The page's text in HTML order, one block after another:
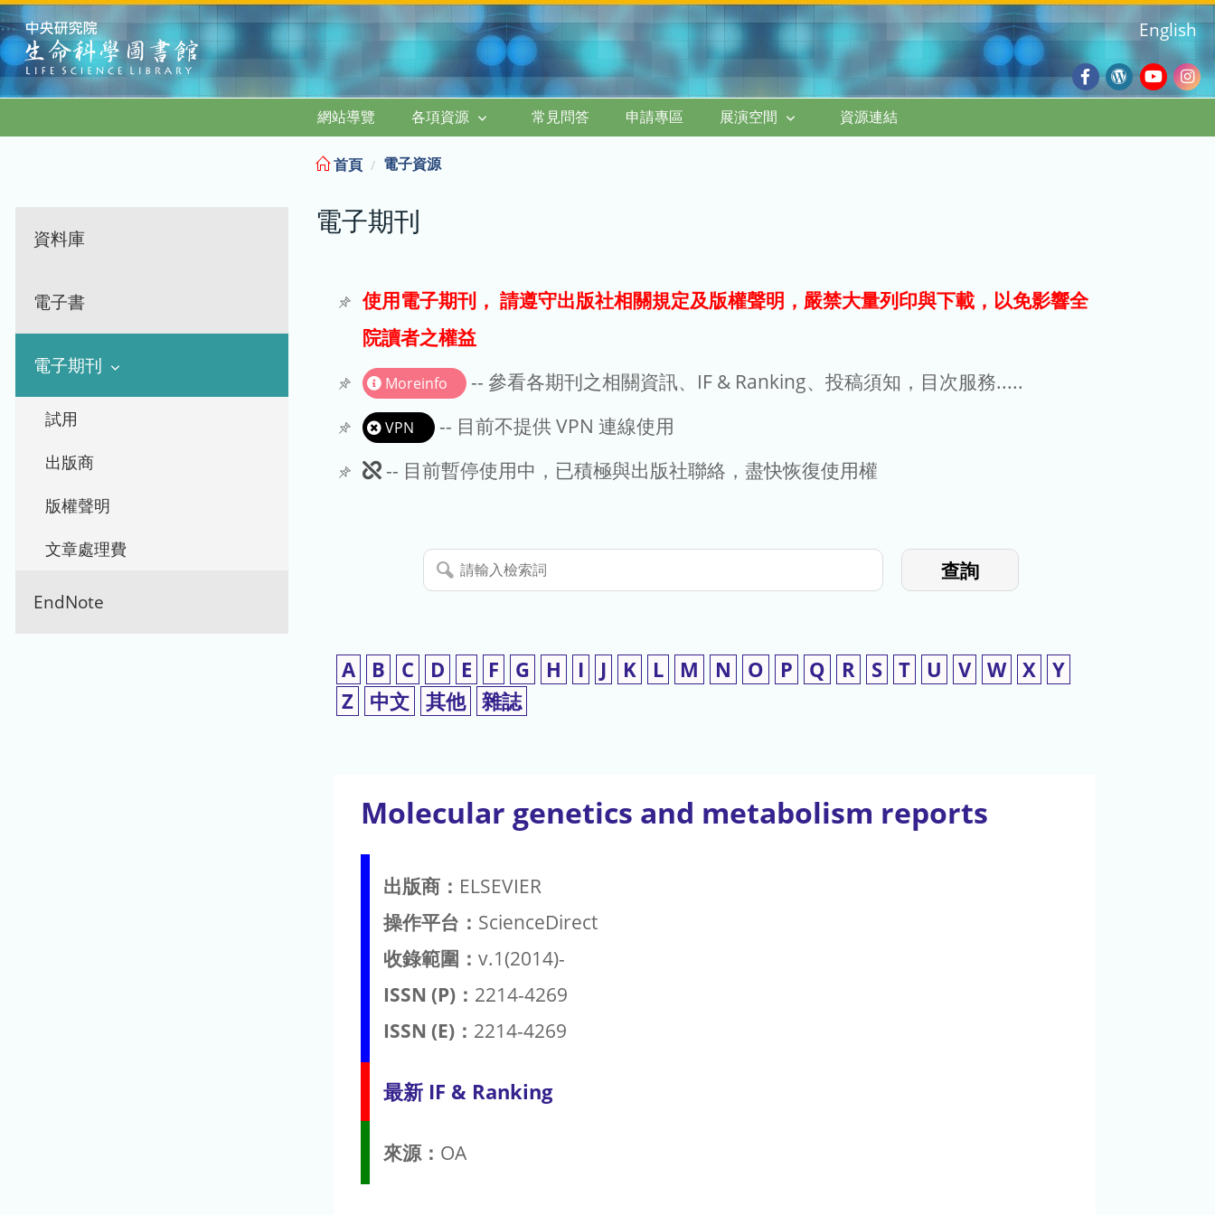
:::
Facebook
Wordpress
Blog
English
網站導覽 各項資源 常見問答 申請專區 展演空間 資源連結
資料庫
電子書
電子期刊
試用
出版商
版權聲明
文章處理費
EndNote
首頁 電子資源
電子期刊
使用電子期刊， 請遵守出版社相關規定及版權聲明，嚴禁大量列印與下載，以免影響全
院讀者之權益
Moreinfo -- 參看各期刊之相關資訊、IF & Ranking、投稿須知，目次服務.....
VPN
-- 目前不提供 VPN 連線使用
此
使
用
-- 目前暫停使用中，已積極與出版社聯絡，盡快恢復使用權
請
輸
索
詞
查詢
A B C D E F G H I J K L M N O P Q R S T U V W X Y
Z
中文 其他 雜誌
Molecular genetics and metabolism reports
出版商： ELSEVIER
操作平台： ScienceDirect
收錄範圍： v.1(2014)-
ISSN (P)： 2214-4269
ISSN (E)： 2214-4269
最新 IF & Ranking
來源： OA